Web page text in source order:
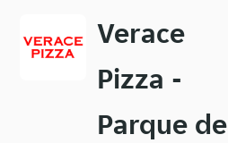
menú
Verace
Pizza -
Parque de